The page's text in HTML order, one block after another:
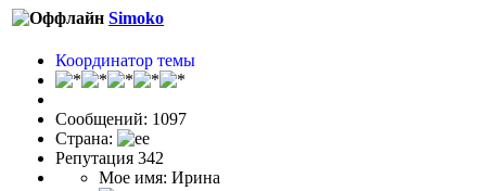
Simoko
Координатор темы
Сообщений: 1097
Страна:
Репутация 342
Мое имя: Ирина